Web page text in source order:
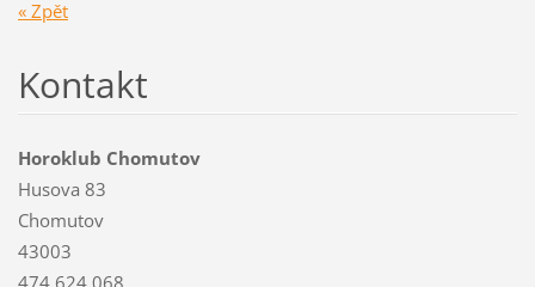
« Zpět
Kontakt
Horoklub Chomutov
Husova 83
Chomutov
43003
474 624 068